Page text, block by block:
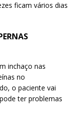
ficam vários dias
inchaço nas
no
o paciente vai
ter problemas